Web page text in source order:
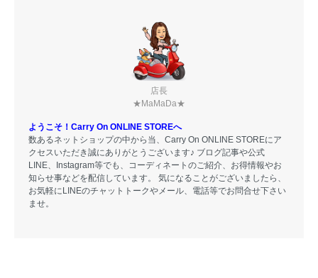
店長
★MaMaDa★
ようこそ！Carry On ONLINE STOREへ
数あるネットショップの中から当、Carry On ONLINE STOREにア
クセスいただき誠にありがとうございます♪ ブログ記事や公式
LINE、Instagram等でも、コーディネートのご紹介、お得情報やお
知らせ事などを配信しています。 気になることがございましたら、
お気軽にLINEのチャットトークやメール、電話等でお問合せ下さい
ませ。